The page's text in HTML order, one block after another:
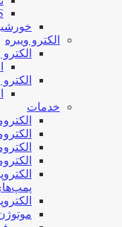
الکترو ویبره
الکترو
خدمات